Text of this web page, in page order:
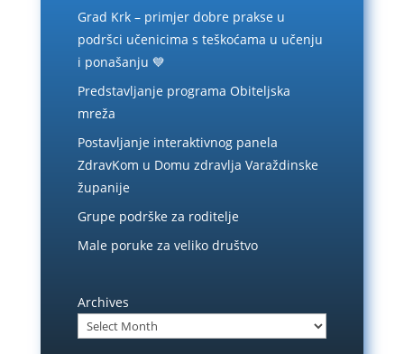
Grad Krk – primjer dobre prakse u
podršci učenicima s teškoćama u učenju
i ponašanju 💙
Predstavljanje programa Obiteljska
mreža
Postavljanje interaktivnog panela
ZdravKom u Domu zdravlja Varaždinske
županije
Grupe podrške za roditelje
Male poruke za veliko društvo
Archives